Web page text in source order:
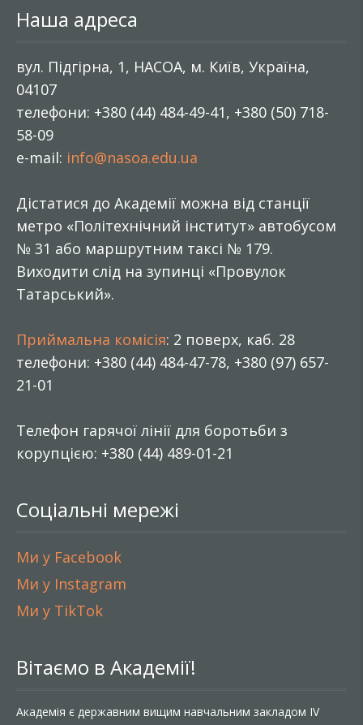
Наша адреса
вул. Підгірна, 1, НАСОА, м. Київ, Україна,
04107
телефони: +380 (44) 484-49-41, +380 (50) 718-
58-09
e-mail: info@nasoa.edu.ua
Дістатися до Академії можна від станції
метро «Політехнічний інститут» автобусом
№ 31 або маршрутним таксі № 179.
Виходити слід на зупинці «Провулок
Татарський».
Приймальна комісія: 2 поверх, каб. 28
телефони: +380 (44) 484-47-78, +380 (97) 657-
21-01
Телефон гарячої лінії для боротьби з
корупцією: +380 (44) 489-01-21
Соціальні мережі
Ми у Facebook
Ми у Instagram
Ми у TikTok
Вітаємо в Академії!
Академія є державним вищим навчальним закладом IV